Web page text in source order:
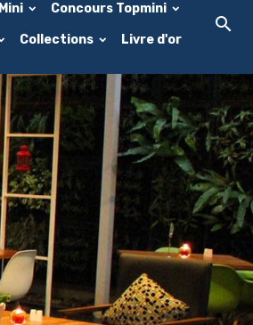
Concours Topmini
Collections Livre d'or